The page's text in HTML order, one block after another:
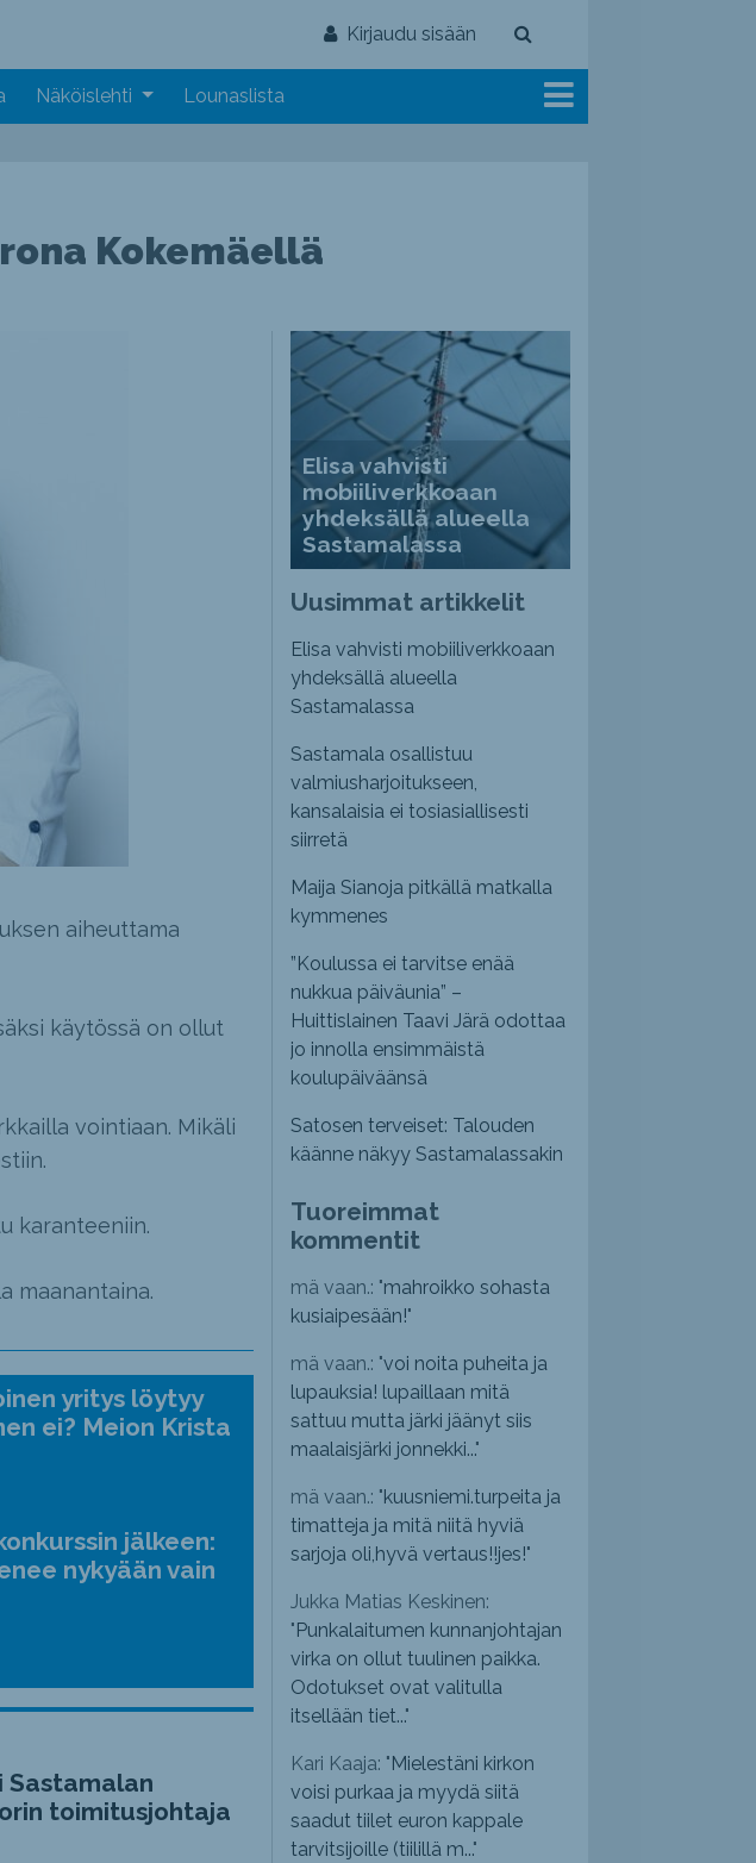
Kirjaudu sisään
Näköislehti Lounaslista
Kokemäellä
aiheuttama
käytössä on ollut
vointiaan. Mikäli
karanteeniin.
maanantaina.
yritys löytyy
ei? Meion Krista
jälkeen:
nykyään vain
Sastamalan
toimitusjohtaja
Elisa vahvisti
mobiiliverkkoaan
yhdeksällä alueella
Sastamalassa
Uusimmat artikkelit
Elisa vahvisti mobiiliverkkoaan
yhdeksällä alueella
Sastamalassa
Sastamala osallistuu
valmiusharjoitukseen,
kansalaisia ei tosiasiallisesti
siirretä
Maija Sianoja pitkällä matkalla
kymmenes
”Koulussa ei tarvitse enää
nukkua päiväunia” –
Huittislainen Taavi Järä odottaa
jo innolla ensimmäistä
koulupäiväänsä
Satosen terveiset: Talouden
käänne näkyy Sastamalassakin
Tuoreimmat
kommentit
mä vaan.: "mahroikko sohasta
kusiaipesään!"
mä vaan.: "voi noita puheita ja
lupauksia! lupaillaan mitä
sattuu mutta järki jäänyt siis
maalaisjärki jonnekki..."
mä vaan.: "kuusniemi.turpeita ja
timatteja ja mitä niitä hyviä
sarjoja oli,hyvä vertaus!!jes!"
Jukka Matias Keskinen:
" Punkalaitumen kunnanjohtajan
virka on ollut tuulinen paikka.
Odotukset ovat valitulla
itsellään tiet..."
Kari Kaaja: " Mielestäni kirkon
voisi purkaa ja myydä siitä
saadut tiilet euron kappale
tarvitsijoille (tiilillä m..."